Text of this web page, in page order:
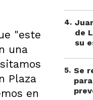
"este
una
Plaza
en
4.
de
su
5. Se